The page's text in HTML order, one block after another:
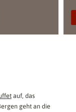
auf, das
geht an die